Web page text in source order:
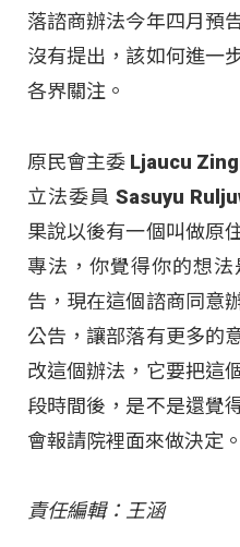
落諮商辦法今年四月預
沒有提出，該如何進一
各界關注。
原民會主委 Ljaucu
立法委員 Sasuyu
果說以後有一個叫做原
專法，你覺得你的想
告，現在這個諮商同意
公告，讓部落有更多的
改這個辦法，它要把這
段時間後，是不是還覺
會報請院裡面來做決定。
責任編輯：王涵